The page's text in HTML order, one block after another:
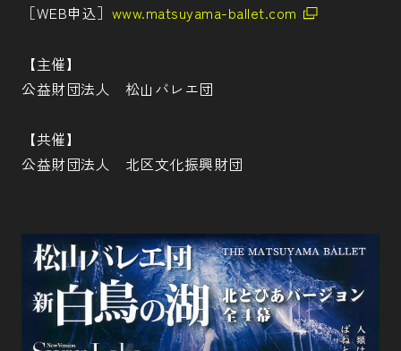
［WEB申込］ www.matsuyama-ballet.com
【主催】
公益財団法人 松山バレエ団
【共催】
公益財団法人 北区文化振興財団